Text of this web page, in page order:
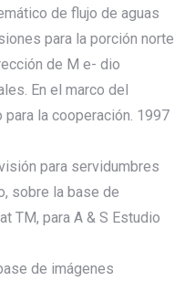
de flujo de aguas
para la porción norte
de M e- dio
En el marco del
la cooperación. 1997
para servidumbres
sobre la base de
TM, para A & S Estudio
de imágenes